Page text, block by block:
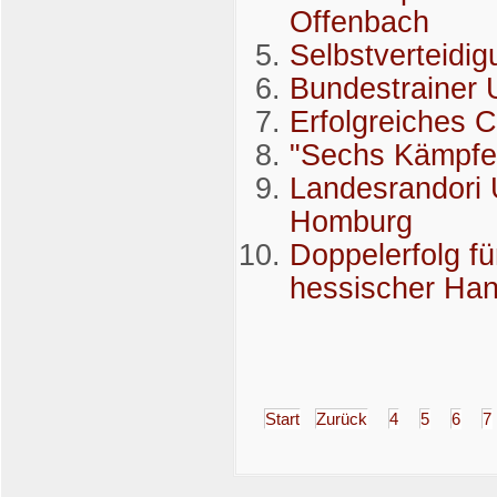
Offenbach
Bundestrainer
Erfolgreiches
"Sechs
Landesrandori
Homburg
Doppelerfolg
hessischer
Start Zurück 4 5 6 7